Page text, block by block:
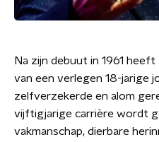
Na zijn debuut in 1961
van een verlegen 18-jarige
zelfverzekerde en alom
vijftigjarige carrière wordt
vakmanschap, dierbare